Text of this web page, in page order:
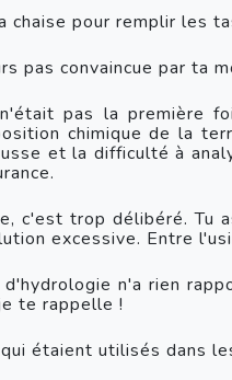
chaise pour remplir les
pas convaincue par ta
pas la première
chimique de la
et la difficulté à
c'est trop délibéré. Tu
excessive. Entre
n'a rien
te rappelle !
étaient utilisés dans